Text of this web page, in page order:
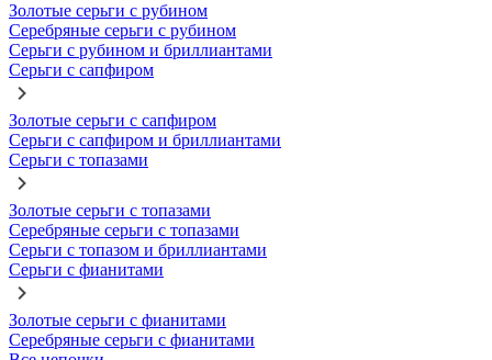
Золотые серьги с рубином
Серебряные серьги с рубином
Серьги с рубином и бриллиантами
Серьги с сапфиром
Золотые серьги с сапфиром
Серьги с сапфиром и бриллиантами
Серьги с топазами
Золотые серьги с топазами
Серебряные серьги с топазами
Серьги с топазом и бриллиантами
Серьги с фианитами
Золотые серьги с фианитами
Серебряные серьги с фианитами